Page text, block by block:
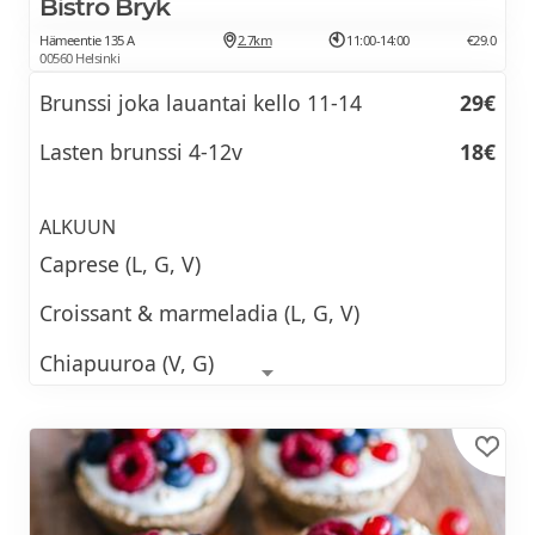
Vegaaninen jälkiruoka saatavilla
pyydettäessä
Kahvia ja teetä
Upgrade your brunch!
Annokset lisätilauksesta
Menemen
8,90€
Kananmunia, tomaattia ja vihreää paprikaa
haudutettuna oliiviöljyssä
Lapset 4-12 vuotiaat -50%.
BRUNSSIMENU tulossa
Bistro Bryk
Hämeentie 135 A
00560 Helsinki
2.7km 11:00-14:00 €29.0
Brunssi joka lauantai kello 11-14
29€
Lasten brunssi 4-12v
18€
ALKUUN
Caprese (L, G, V)
Croissant & marmeladia (L, G, V)
Chiapuuroa (V, G)
Smoothie +
3€